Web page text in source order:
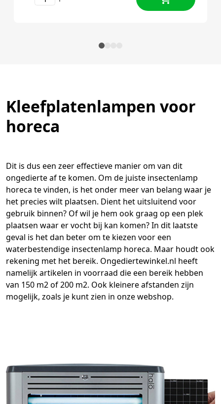
Kleefplatenlampen voor
horeca
Dit is dus een zeer effectieve manier om van dit
ongedierte af te komen. Om de juiste insectenlamp
horeca te vinden, is het onder meer van belang waar je
het precies wilt plaatsen. Dient het uitsluitend voor
gebruik binnen? Of wil je hem ook graag op een plek
plaatsen waar er vocht bij kan komen? In dit laatste
geval is het dan beter om te kiezen voor een
waterbestendige insectenlamp horeca. Maar houdt ook
rekening met het bereik. Ongediertewinkel.nl heeft
namelijk artikelen in voorraad die een bereik hebben
van 150 m2 of 200 m2. Ook kleinere afstanden zijn
mogelijk, zoals je kunt zien in onze webshop.